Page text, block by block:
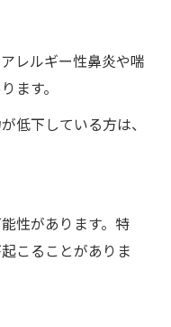
レルギー性鼻炎や喘
ます。
低下している方は、
性があります。特
こることがありま